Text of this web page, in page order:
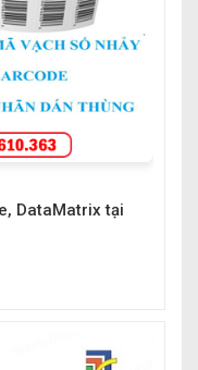
DataMatrix tại